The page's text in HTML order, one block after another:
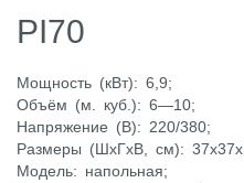
PI70
Мощность (кВт): 6,9;
Объём (м. куб.): 6—10;
Напряжение (В): 220/380;
Размеры (ШxГxВ, см):
Модель: напольная;